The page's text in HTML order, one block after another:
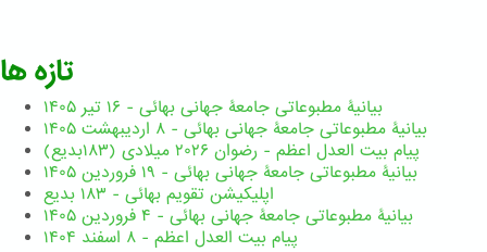
تازه ها
بیانیۀ مطبوعاتی جامعۀ جهانی بهائی - ۱۶ تیر ۱۴۰۵
بیانیۀ مطبوعاتی جامعۀ جهانی بهائی - ۸ اردیبهشت ۱۴۰۵
پیام بیت العدل اعظم - رضوان ۲۰۲۶ میلادی (۱۸۳بدیع)
بیانیۀ مطبوعاتی جامعۀ جهانی بهائی - ۱۹ فروردین ۱۴۰۵
اپلیکیشن تقویم بهائی - ۱۸۳ بدیع
بیانیۀ مطبوعاتی جامعۀ جهانی بهائی - ۴ فروردین ۱۴۰۵
پیام بیت العدل اعظم - ۸ اسفند ۱۴۰۴